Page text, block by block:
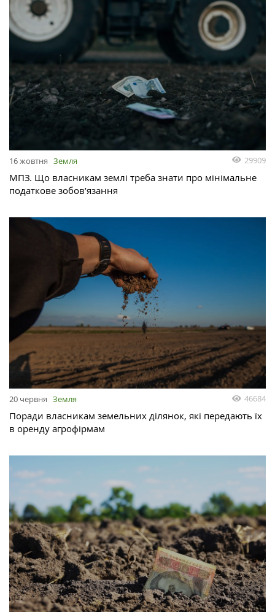
16 жовтня Земля 29909
МПЗ. Що власникам землі треба знати про мінімальне
податкове зобов’язання
20 червня Земля 46684
Поради власникам земельних ділянок, які передають їх
в оренду агрофірмам